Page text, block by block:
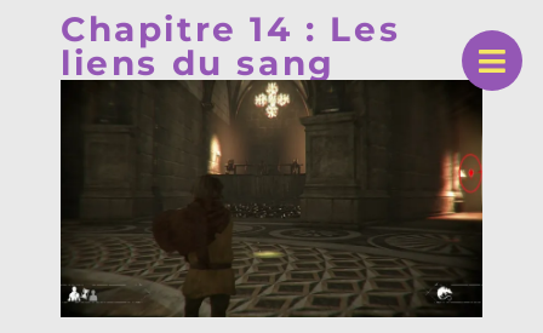
Chapitre 14 : Les
liens du sang